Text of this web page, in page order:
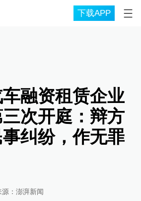
下载APP
融资租赁企业
次开庭：辩方
纠纷，作无罪
： 澎湃新闻